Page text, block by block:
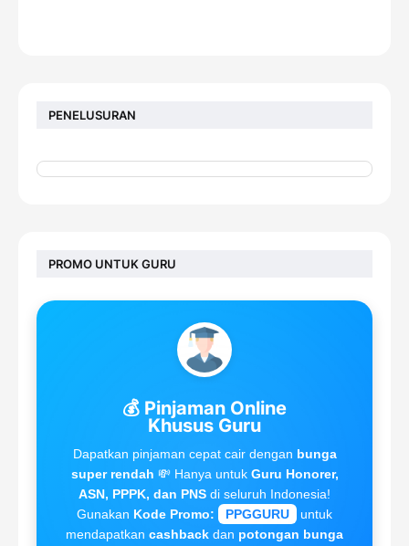
PENELUSURAN
PROMO UNTUK GURU
💰 Pinjaman Online
Khusus Guru
Dapatkan pinjaman cepat cair dengan bunga
super rendah 💸 Hanya untuk Guru Honorer,
ASN, PPPK, dan PNS di seluruh Indonesia!
Gunakan Kode Promo: PPGGURU
untuk
mendapatkan cashback dan potongan bunga